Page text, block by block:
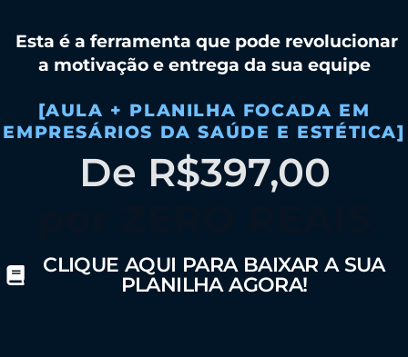
Esta é a ferramenta que pode revolucionar
a motivação e entrega da sua equipe
[AULA + PLANILHA FOCADA EM
EMPRESÁRIOS DA SAÚDE E ESTÉTICA]
De R$397,00
CLIQUE AQUI PARA BAIXAR A SUA
PLANILHA AGORA!